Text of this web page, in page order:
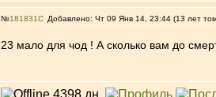
№181831 Добавлено: Чт 09 Янв 14, 23:44 (13 лет
23 мало для чод ! А сколько вам до